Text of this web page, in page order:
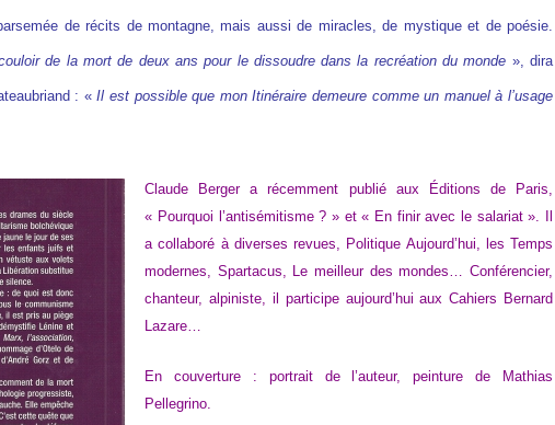
de récits de montagne, mais aussi de miracles, de mystique et de poésie.
de la mort de deux ans pour le dissoudre dans la recréation du monde », dira
: «Il est possible que mon Itinéraire demeure comme un manuel à l’usage
Claude Berger a récemment publié aux Éditions de Paris,
« Pourquoi l’antisémitisme ? » et « En finir avec le salariat ». Il
a collaboré à diverses revues, Politique Aujourd’hui, les Temps
modernes, Spartacus, Le meilleur des mondes… Conférencier,
chanteur, alpiniste, il participe aujourd’hui aux Cahiers Bernard
Lazare…
En couverture : portrait de l’auteur, peinture de Mathias
Pellegrino.